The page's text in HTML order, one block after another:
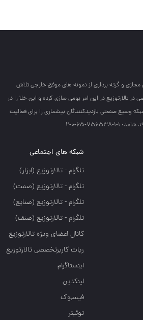
مجازي و گرته برداري از نمونه هاي موفق خارجي تلاش
تالارتوزيع در اين امر بومي سازي كرده و اين خلا را در
وسيع صنعتي بازديدكنندگان بيشماري را براي فعاليت
65-0-2
شبکه های اجتماعی
تلگرام - تالارتوزيع (ابزار)
تلگرام - تالارتوزيع (صمت)
تلگرام - تالارتوزيع (صنايع)
تلگرام - تالارتوزیع (صنف)
کانال اعضای ویژه تالارتوزیع
ربات کاربرتخصصی تالارتوزیع
اینستاگرام
لینکدین
فیسبوک
توئیتر